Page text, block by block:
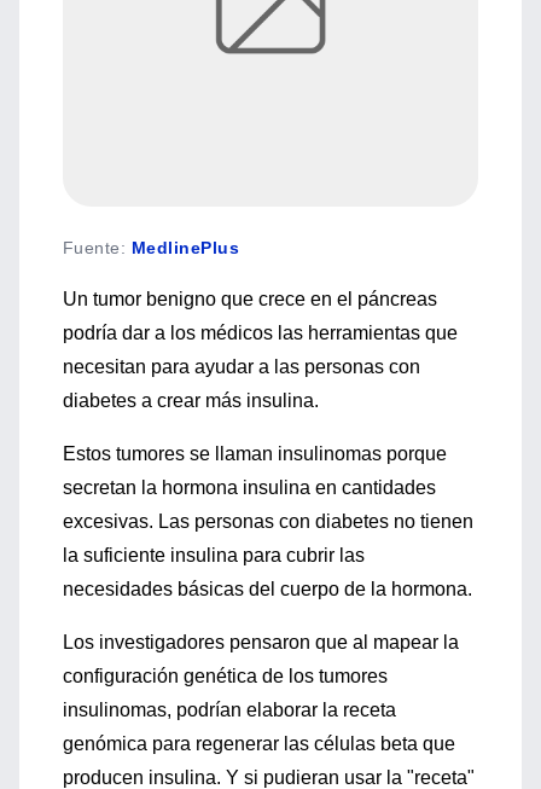
Fuente: MedlinePlus
Un tumor benigno que crece en el páncreas
podría dar a los médicos las herramientas que
necesitan para ayudar a las personas con
diabetes a crear más insulina.
Estos tumores se llaman insulinomas porque
secretan la hormona insulina en cantidades
excesivas. Las personas con diabetes no tienen
la suficiente insulina para cubrir las
necesidades básicas del cuerpo de la hormona.
Los investigadores pensaron que al mapear la
configuración genética de los tumores
insulinomas, podrían elaborar la receta
genómica para regenerar las células beta que
producen insulina. Y si pudieran usar la "receta"